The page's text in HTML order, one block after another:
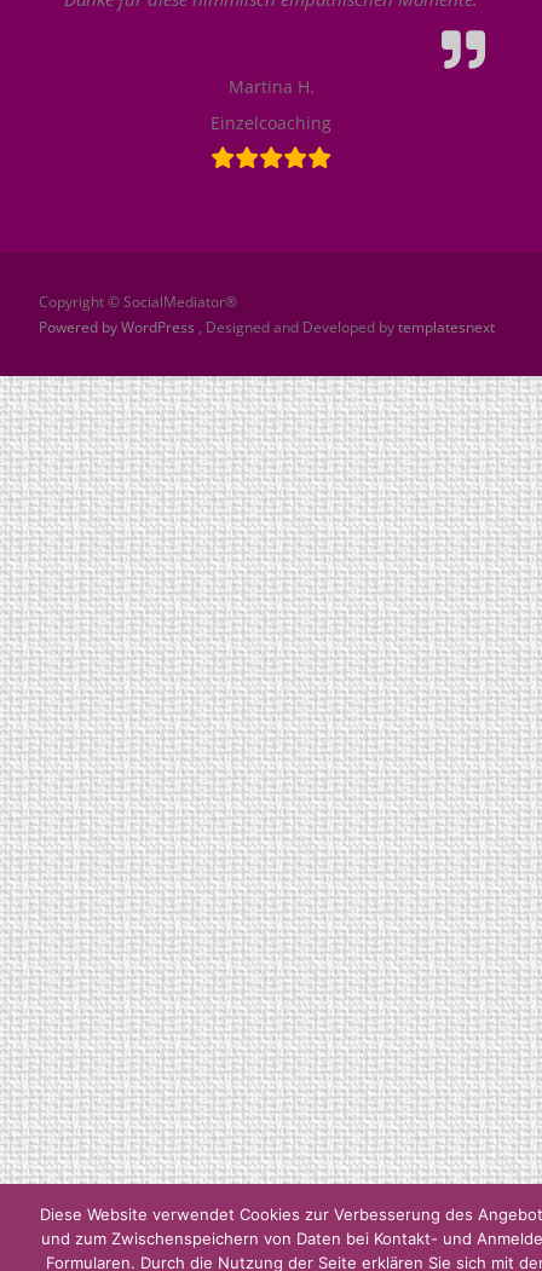
Martina H.
Einzelcoaching
Copyright © SocialMediator®
Powered by WordPress , Designed and Developed bytemplatesnext
Diese Website verwendet Cookies zur Verbesserung des
und zum Zwischenspeichern von Daten bei Kontakt- und
Formularen. Durch die Nutzung der Seite erklären Sie sich mit